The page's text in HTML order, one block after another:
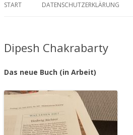
START DATENSCHUTZERKLÄRUNG
Dipesh Chakrabarty
Das neue Buch (in Arbeit)